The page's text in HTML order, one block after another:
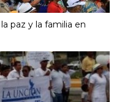
paz y la familia en